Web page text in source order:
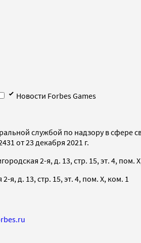
Новости Forbes Games
службой по надзору в
от 23 декабря 2021 г.
2-я, д. 13, стр. 15, эт. 4, пом.
я, д. 13, стр. 15, эт. 4, пом. X, ком. 1